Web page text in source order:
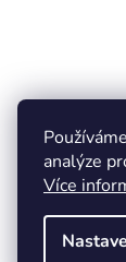
analýze
Více